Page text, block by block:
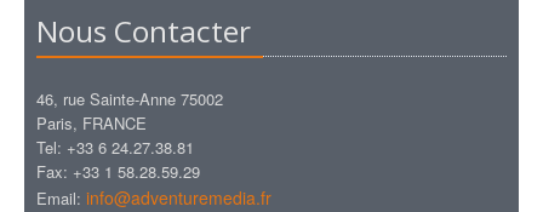
Nous Contacter
46, rue Sainte-Anne 75002
Paris, FRANCE
Tel: +33 6 24.27.38.81
Fax: +33 1 58.28.59.29
Email: info@adventuremedia.fr